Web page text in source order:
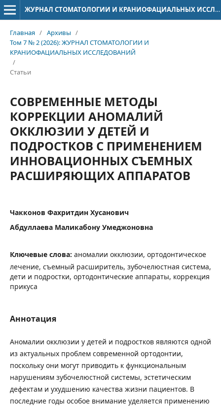
ЖУРНАЛ СТОМАТОЛОГИИ И КРАНИОФАЦИАЛЬНЫХ ИССЛЕДОВАНИЙ
Главная / Архивы /
Том 7 № 2 (2026): ЖУРНАЛ СТОМАТОЛОГИИ И
КРАНИОФАЦИАЛЬНЫХ ИССЛЕДОВАНИЙ
/
Статьи
СОВРЕМЕННЫЕ МЕТОДЫ
КОРРЕКЦИИ АНОМАЛИЙ
ОККЛЮЗИИ У ДЕТЕЙ И
ПОДРОСТКОВ С ПРИМЕНЕНИЕМ
ИННОВАЦИОННЫХ СЪЕМНЫХ
РАСШИРЯЮЩИХ АППАРАТОВ
Чакконов Фахритдин Хусанович
Абдуллаева Маликабону Умеджоновна
Ключевые слова: аномалии окклюзии, ортодонтическое
лечение, съемный расширитель, зубочелюстная система,
дети и подростки, ортодонтические аппараты, коррекция
прикуса
Аннотация
Аномалии окклюзии у детей и подростков являются одной
из актуальных проблем современной ортодонтии,
поскольку они могут приводить к функциональным
нарушениям зубочелюстной системы, эстетическим
дефектам и ухудшению качества жизни пациентов. В
последние годы особое внимание уделяется применению